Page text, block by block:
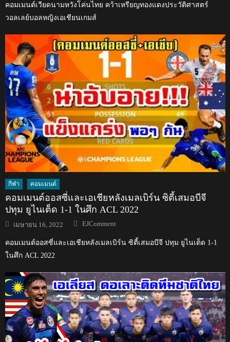
คอมเมนต์เวียดนามหวังโค่นไทย คว้าเหรียญทองแดงประวัติศาสตร์
วอลเลย์บอลหญิงเอเชียนเกมส์
กีฬา คอมเมนต์
คอมเมนต์ออสซี่และเอเชียหลังเมลเบิร์น ซิตี้เสมอบีจี
ปทุม ยูไนเต็ด 1-1 ในศึก ACL 2022
Posted
on
เมษายน 16, 2022 Author
EJComment
คอมเมนต์ออสซี่และเอเชียหลังเมลเบิร์น ซิตี้เสมอบีจี ปทุม ยูไนเต็ด 1-1
ในศึก ACL 2022